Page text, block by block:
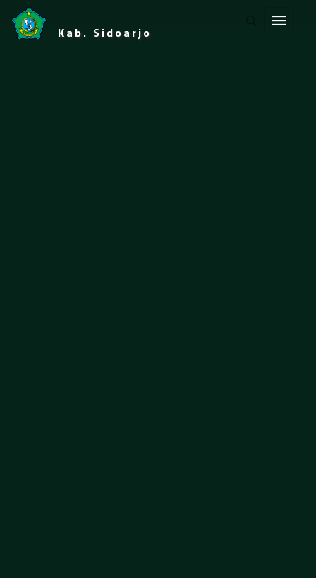
Kab. Sidoarjo